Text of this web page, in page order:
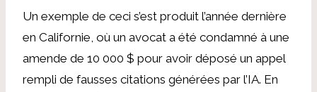
Un exemple de ceci s’est produit l’année dernière
en Californie, où un avocat a été condamné à une
amende de 10 000 $ pour avoir déposé un appel
rempli de fausses citations générées par l’IA. En